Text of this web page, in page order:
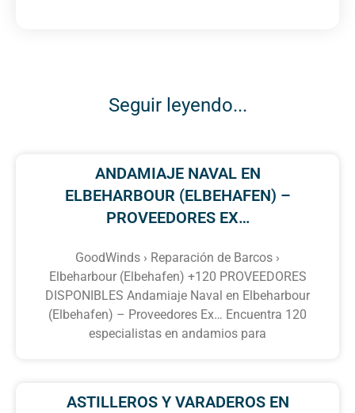
Seguir leyendo...
ANDAMIAJE NAVAL EN
ELBEHARBOUR (ELBEHAFEN) –
PROVEEDORES EX…
GoodWinds › Reparación de Barcos ›
Elbeharbour (Elbehafen) +120 PROVEEDORES
DISPONIBLES Andamiaje Naval en Elbeharbour
(Elbehafen) – Proveedores Ex… Encuentra 120
especialistas en andamios para
ASTILLEROS Y VARADEROS EN